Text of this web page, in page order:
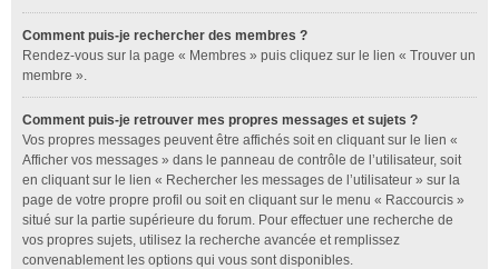
Comment puis-je rechercher des membres ?
Rendez-vous sur la page « Membres » puis cliquez sur le lien « Trouver un
membre ».
Comment puis-je retrouver mes propres messages et sujets ?
Vos propres messages peuvent être affichés soit en cliquant sur le lien «
Afficher vos messages » dans le panneau de contrôle de l’utilisateur, soit
en cliquant sur le lien « Rechercher les messages de l’utilisateur » sur la
page de votre propre profil ou soit en cliquant sur le menu « Raccourcis »
situé sur la partie supérieure du forum. Pour effectuer une recherche de
vos propres sujets, utilisez la recherche avancée et remplissez
convenablement les options qui vous sont disponibles.